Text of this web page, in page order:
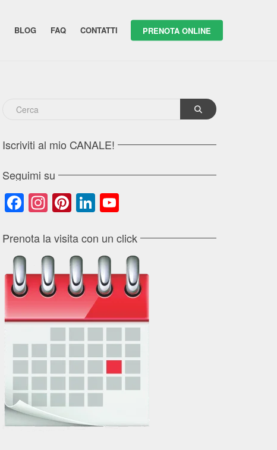
BLOG FAQ CONTATTI PRENOTA ONLINE
Iscriviti al mio CANALE!
Seguimi su
Facebook
Instagram
Pinterest
LinkedIn
Prenota la visita con un click